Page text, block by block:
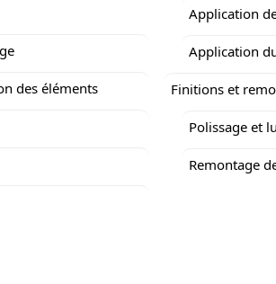
des éléments
Application
Application
Finitions et
Polissage et
Remontage